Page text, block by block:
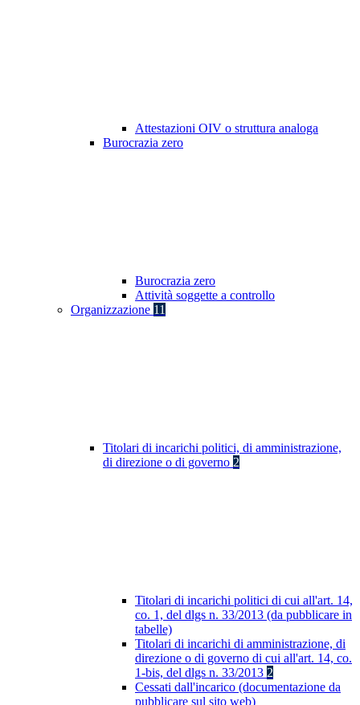
Attestazioni OIV o struttura analoga
Burocrazia zero
Burocrazia zero
Attività soggette a controllo
Organizzazione 11
Titolari di incarichi politici, di amministrazione,
di direzione o di governo 2
Titolari di incarichi politici di cui all'art. 14,
co. 1, del dlgs n. 33/2013 (da pubblicare in
tabelle)
Titolari di incarichi di amministrazione, di
direzione o di governo di cui all'art. 14, co.
1-bis, del dlgs n. 33/2013 2
Cessati dall'incarico (documentazione da
pubblicare sul sito web)